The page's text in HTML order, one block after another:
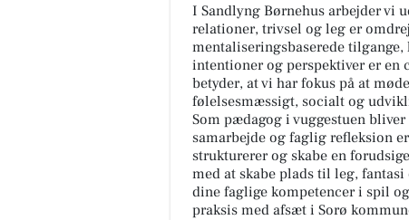
I Sandlyng Børnehus arbejder vi
relationer, trivsel og leg er
mentaliseringsbaserede
intentioner og perspektiver er en
betyder, at vi har fokus på at
følelsesmæssigt, socialt og
Som pædagog i vuggestuen
samarbejde og faglig refleksion
strukturerer og skabe en
med at skabe plads til leg,
dine faglige kompetencer i spil
praksis med afsæt i Sorø